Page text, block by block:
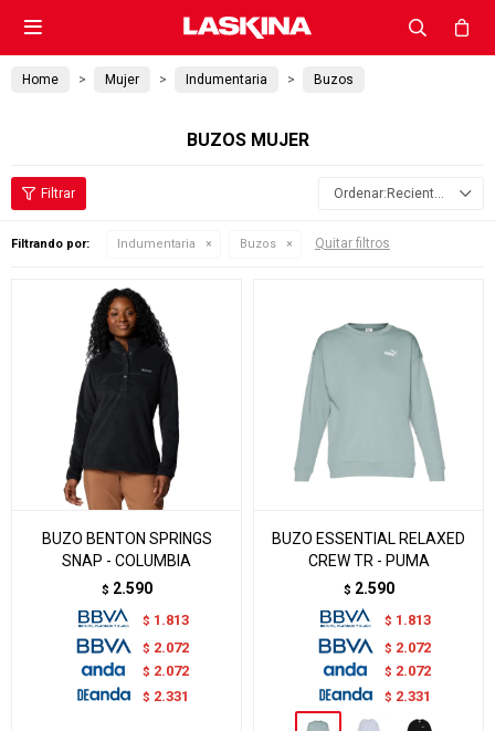

Home Mujer Indumentaria Buzos
BUZOS MUJER
Recientes
Filtrando por: Indumentaria Buzos Quitar filtros
BUZO BENTON SPRINGS
SNAP - COLUMBIA
$ 2.590
$ 1.813
$ 2.072
$ 2.072
$ 2.331
BUZO ESSENTIAL RELAXED
CREW TR - PUMA
$ 2.590
$ 1.813
$ 2.072
$ 2.072
$ 2.331